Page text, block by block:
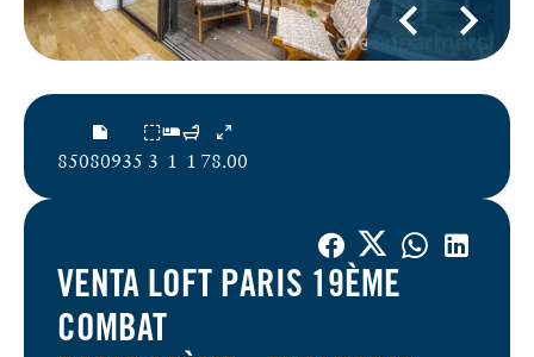
85080935 3 1 1 78.00
VENTA LOFT PARIS 19ÈME
COMBAT